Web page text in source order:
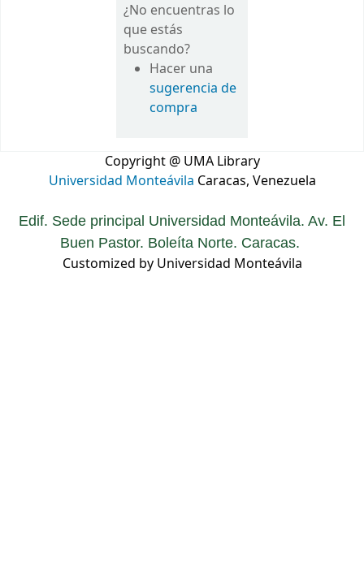
¿No encuentras lo
que estás
buscando?
Hacer una
sugerencia de
compra
Copyright @ UMA Library
Universidad Monteávila Caracas, Venezuela
Edif. Sede principal Universidad Monteávila. Av. El
Buen Pastor. Boleíta Norte. Caracas.
Customized by Universidad Monteávila